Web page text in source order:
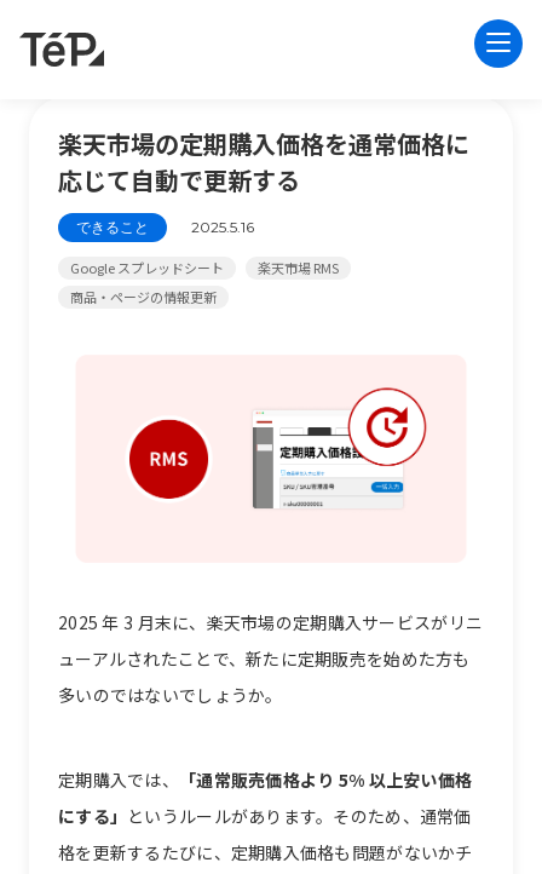
楽天市場の定期購入価格を通常価格に
応じて自動で更新する
できること 2025.5.16
Google スプレッドシート
楽天市場 RMS
商品・ページの情報更新
2025 年 3 月末に、楽天市場の定期購入サービスがリニ
ューアルされたことで、新たに定期販売を始めた方も
多いのではないでしょうか。
定期購入では、
「通常販売価格より 5% 以上安い価格
にする」 というルールがあります。そのため、通常価
格を更新するたびに、定期購入価格も問題がないかチ